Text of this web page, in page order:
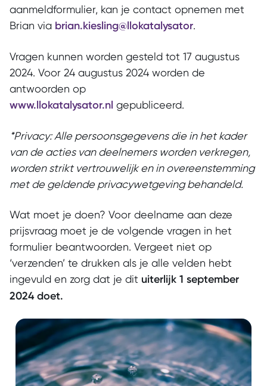
aanmeldformulier, kan je contact opnemen met
Brian via brian.kiesling@llokatalysator.
Vragen kunnen worden gesteld tot 17 augustus
2024. Voor 24 augustus 2024 worden de
antwoorden op
www.llokatalysator.nl gepubliceerd.
*Privacy: Alle persoonsgegevens die in het kader
van de acties van deelnemers worden verkregen,
worden strikt vertrouwelijk en in overeenstemming
met de geldende privacywetgeving behandeld.
Wat moet je doen? Voor deelname aan deze
prijsvraag moet je de volgende vragen in het
formulier beantwoorden. Vergeet niet op
‘verzenden’ te drukken als je alle velden hebt
ingevuld en zorg dat je dit uiterlijk 1 september
2024 doet.